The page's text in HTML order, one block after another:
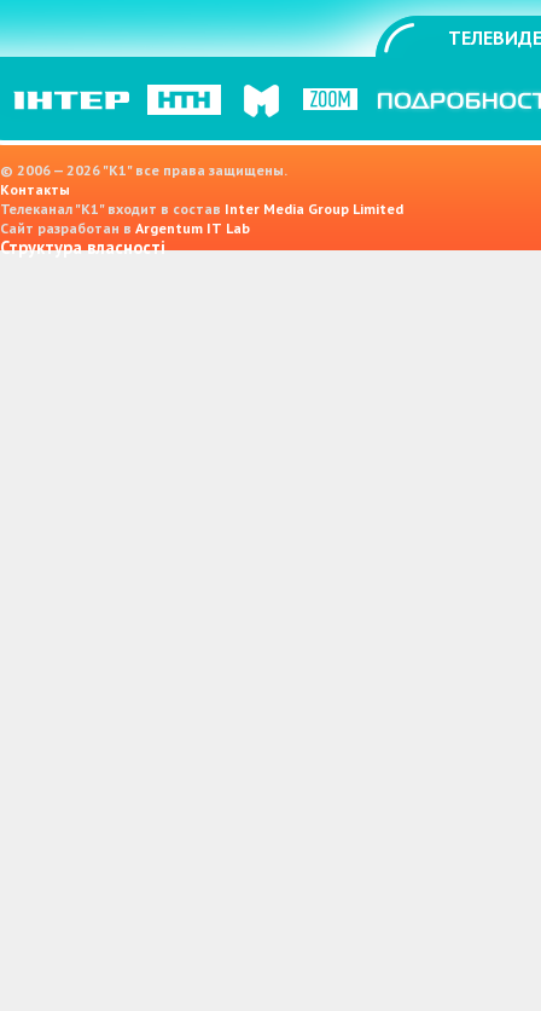
© 2006 — 2026 "K1" все права защищены.
Контакты
Телеканал "К1" входит в состав Inter Media Group Limited
Сайт разработан в Argentum IT Lab
Структура власності